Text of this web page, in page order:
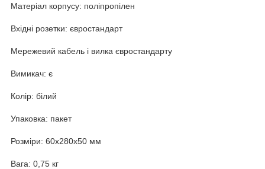
Матеріал корпусу: поліпропілен
Вхідні розетки: євростандарт
Мережевий кабель і вилка євростандарту
Вимикач: є
Колір: білий
Упаковка: пакет
Розміри: 60x280x50 мм
Вага: 0,75 кг